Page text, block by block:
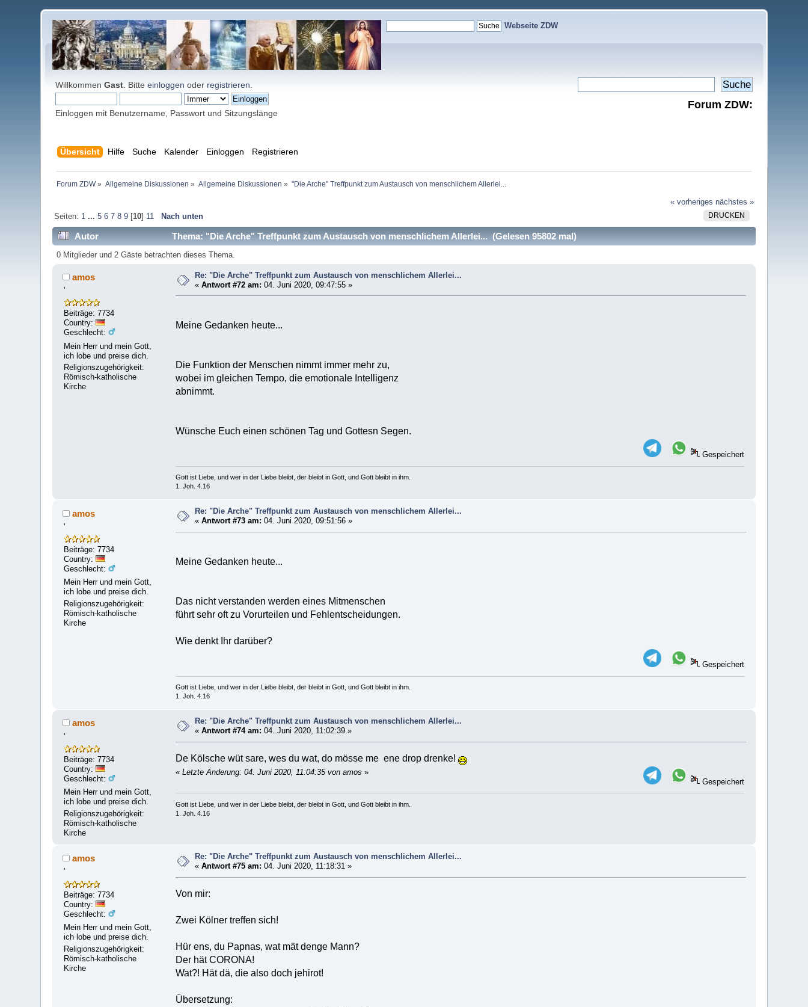
Webseite ZDW
WillkommenGast . Bitteeinloggen oder registrieren
Einloggen mit Benutzername, Passwort und Sitzungslänge
Forum ZDW:
Übersicht Hilfe Suche Kalender Einloggen Registrieren
Forum ZDW» Allgemeine Diskussionen » Allgemeine Diskussionen » "Die Arche" Treffpunkt zum Austausch von menschlichem Allerlei...
« vorheriges nächstes »
DRUCKEN
Seiten: 1 ... 5 6 7 8 9[10] 11 Nach unten
Autor Thema: "Die Arche" Treffpunkt zum Austausch von menschlichem Allerlei... (Gelesen 95802 mal)
0 Mitglieder und 2 Gäste betrachten dieses Thema.
amos
'
Beiträge: 7734
Country:
Geschlecht:
Mein Herr und mein Gott,
ich lobe und preise dich.
Religionszugehörigkeit:
Römisch-katholische
Kirche
Re: "Die Arche" Treffpunkt zum Austausch von menschlichem Allerlei...
«Antwort #72 am: 04. Juni 2020, 09:47:55 »
Meine Gedanken heute...
Die Funktion der Menschen nimmt immer mehr zu,
wobei im gleichen Tempo, die emotionale Intelligenz
abnimmt.
Wünsche Euch einen schönen Tag und Gottesn Segen.
Gespeichert
Gott ist Liebe, und wer in der Liebe bleibt, der bleibt in Gott, und Gott bleibt in ihm.
1. Joh. 4.16
amos
'
Beiträge: 7734
Country:
Geschlecht:
Mein Herr und mein Gott,
ich lobe und preise dich.
Religionszugehörigkeit:
Römisch-katholische
Kirche
Re: "Die Arche" Treffpunkt zum Austausch von menschlichem Allerlei...
«Antwort #73 am: 04. Juni 2020, 09:51:56 »
Meine Gedanken heute...
Das nicht verstanden werden eines Mitmenschen
führt sehr oft zu Vorurteilen und Fehlentscheidungen.
Wie denkt Ihr darüber?
Gespeichert
Gott ist Liebe, und wer in der Liebe bleibt, der bleibt in Gott, und Gott bleibt in ihm.
1. Joh. 4.16
amos
'
Beiträge: 7734
Country:
Geschlecht:
Mein Herr und mein Gott,
ich lobe und preise dich.
Religionszugehörigkeit:
Römisch-katholische
Kirche
Re: "Die Arche" Treffpunkt zum Austausch von menschlichem Allerlei...
«Antwort #74 am: 04. Juni 2020, 11:02:39 »
De Kölsche wüt sare, wes du wat, do mösse me ene drop drenke!
« Letzte Änderung: 04. Juni 2020, 11:04:35 von amos »
Gespeichert
Gott ist Liebe, und wer in der Liebe bleibt, der bleibt in Gott, und Gott bleibt in ihm.
1. Joh. 4.16
amos
'
Beiträge: 7734
Country:
Geschlecht:
Mein Herr und mein Gott,
ich lobe und preise dich.
Religionszugehörigkeit:
Römisch-katholische
Kirche
Re: "Die Arche" Treffpunkt zum Austausch von menschlichem Allerlei...
«Antwort #75 am: 04. Juni 2020, 11:18:31 »
Von mir:
Zwei Kölner treffen sich!
Hür ens, du Papnas, wat mät denge Mann?
Der hät CORONA!
Wat?! Hät dä, die also doch jehirot!
Übersetzung: